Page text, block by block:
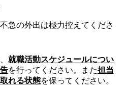
い合わせ
急の外出は極力控えてくださ
就職活動スケジュールについ
を行ってください。また担当
れる状態を保ってください。